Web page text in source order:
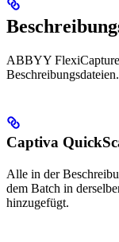
ABBYY
Beschreibungsdateien.
Captiva
Alle in der
dem Batch in
hinzugefügt.